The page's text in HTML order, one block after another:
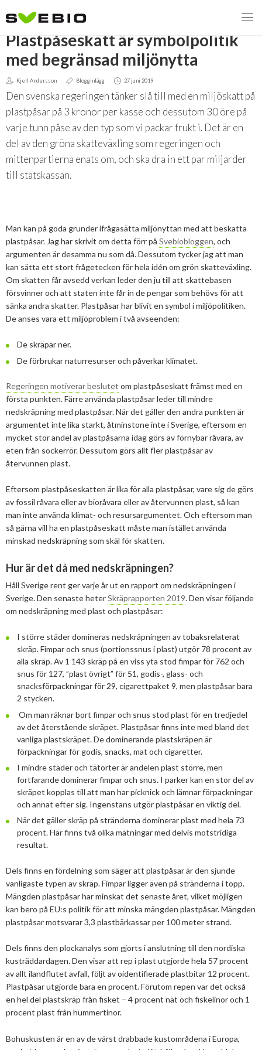
MENY
VI VERKAR FÖR
Svebios valmanifest 2026
Styrmedel
2026
Juni
Maj
Januari
2025
December
Augusti
Juni
Maj
April
Mars
2024
September
Augusti
Juli
Juni
Maj
Januari
Oktober
Augusti
Juni
Maj
April
December
November
Oktober
September
Augusti
Februari
Januari
2021
December
Oktober
September
Augusti
Mars
Februari
Januari
2020
December
November
Oktober
Maj
April
Januari
2019
November
Oktober
Juni
April
Mars
Februari
Januari
2018
Maj
Februari
Januari
2017
September
Augusti
Juni
April
Mars
Februari
Januari
Oktober
September
Augusti
Juli
Juni
Maj
April
Mars
Februari
Januari
November
Oktober
September
Augusti
Juli
Maj
Mars
Februari
2014
Augusti
Juni
Maj
April
Mars
Februari
Januari
2013
November
Oktober
September
Augusti
Maj
April
Mars
Februari
2012
December
Oktober
September
Augusti
Juli
Maj
Mars
Februari
2011
December
November
Oktober
September
Augusti
Juni
April
Mars
Januari
2010
December
November
September
Mars
2009
December
November
Augusti
Juli
April
Mars
Februari
2008
December
2007
December
Remisser på gång
OM BIOENERGI
Aktuella frågor
Finns det tillräckligt med biomassa?
Försörjningstrygghet
Hur ser Sveriges energianvänding ut?
Sammanfattande statistik om bioenergi
Finns det mark?
Biokraft
Kolsänkor
Bioenergi – ord och begrepp
Definitioner av bioenergi
PRESS
Privat medlem
MER
Om oss
Styrelse
Verksamhetsberättelse
Årsstämmor
Konferenser och event
Nordic Pellets Conference
Stora biokraft- och värmekonferensen
Svebio Fuel Market Day
Svebios vår- och årsmöteskonferens
Publikationer och dokument
Projekt inom bioenergi
Nätverk och samarbeten
Integritetspolicy (GDPR)
Medlemmar
Kontakt
TILLBAKA
Plastpåseskatt är symbolpolitik
med begränsad miljönytta
Kjell Andersson Blogginlägg 27 juni 2019
Den svenska regeringen tänker slå till med en miljöskatt på
plastpåsar på 3 kronor per kasse och dessutom 30 öre på
varje tunn påse av den typ som vi packar frukt i. Det är en
del av den gröna skatteväxling som regeringen och
mittenpartierna enats om, och ska dra in ett par miljarder
till statskassan.
Man kan på goda grunder ifrågasätta miljönyttan med att beskatta
plastpåsar. Jag har skrivit om detta förr på Svebiobloggen, och
argumenten är desamma nu som då. Dessutom tycker jag att man
kan sätta ett stort frågetecken för hela idén om grön skatteväxling.
Om skatten får avsedd verkan leder den ju till att skattebasen
försvinner och att staten inte får in de pengar som behövs för att
sänka andra skatter. Plastpåsar har blivit en symbol i miljöpolitiken.
De anses vara ett miljöproblem i två avseenden:
De skräpar ner.
De förbrukar naturresurser och påverkar klimatet.
Regeringen motiverar beslutet om plastpåseskatt främst med en
första punkten. Färre använda plastpåsar leder till mindre
nedskräpning med plastpåsar. När det gäller den andra punkten är
argumentet inte lika starkt, åtminstone inte i Sverige, eftersom en
mycket stor andel av plastpåsarna idag görs av förnybar råvara, av
eten från sockerrör. Dessutom görs allt fler plastpåsar av
återvunnen plast.
Eftersom plastpåseskatten är lika för alla plastpåsar, vare sig de görs
av fossil råvara eller av bioråvara eller av återvunnen plast, så kan
man inte använda klimat- och resursargumentet. Och eftersom man
så gärna vill ha en plastpåseskatt måste man istället använda
minskad nedskräpning som skäl för skatten.
Hur är det då med nedskräpningen?
Håll Sverige rent ger varje år ut en rapport om nedskräpningen i
Sverige. Den senaste heterSkräprapporten 2019. Den visar följande
om nedskräpning med plast och plastpåsar:
I större städer domineras nedskräpningen av tobaksrelaterat
skräp. Fimpar och snus (portionssnus i plast) utgör 78 procent av
alla skräp. Av 1 143 skräp på en viss yta stod fimpar för 762 och
snus för 127, ”plast övrigt” för 51, godis-, glass- och
snacksförpackningar för 29, cigarettpaket 9, men plastpåsar bara
2 stycken.
Om man räknar bort fimpar och snus stod plast för en tredjedel
av det återstående skräpet. Plastpåsar finns inte med bland det
vanliga plastskräpet. De dominerande plastskräpen är
förpackningar för godis, snacks, mat och cigaretter.
I mindre städer och tätorter är andelen plast större, men
fortfarande dominerar fimpar och snus. I parker kan en stor del av
skräpet kopplas till att man har picknick och lämnar förpackningar
och annat efter sig. Ingenstans utgör plastpåsar en viktig del.
När det gäller skräp på stränderna dominerar plast med hela 73
procent. Här finns två olika mätningar med delvis motstridiga
resultat.
Dels finns en fördelning som säger att plastpåsar är den sjunde
vanligaste typen av skräp. Fimpar ligger även på stränderna i topp.
Mängden plastpåsar har minskat det senaste året, vilket möjligen
kan bero på EU:s politik för att minska mängden plastpåsar. Mängden
plastpåsar motsvarar 3,3 plastbärkassar per 100 meter strand.
Dels finns den plockanalys som gjorts i anslutning till den nordiska
kusträddardagen. Den visar att rep i plast utgjorde hela 57 procent
av allt ilandflutet avfall, följt av oidentifierade plastbitar 12 procent.
Plastpåsar utgjorde bara en procent. Förutom repen var det också
en hel del plastskräp från fisket – 4 procent nät och fiskelinor och 1
procent plast från hummertinor.
Bohuskusten är en av de värst drabbade kustområdena i Europa,